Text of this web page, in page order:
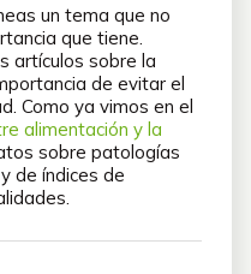
un tema que no
que tiene.
artículos sobre la
de evitar el
Como ya vimos en el
alimentación y la
sobre patologías
de índices de